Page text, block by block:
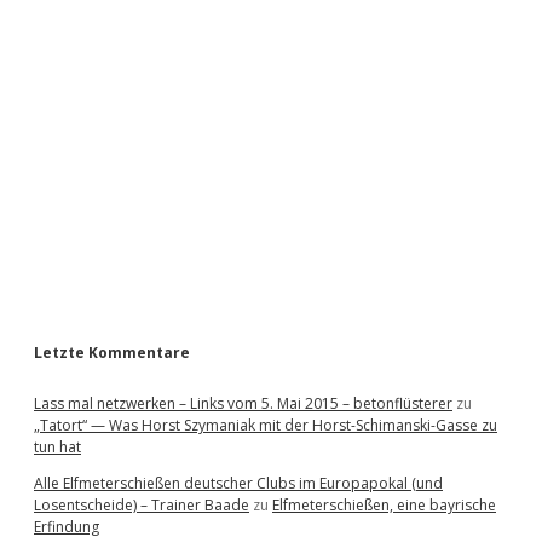
Letzte Kommentare
Lass mal netzwerken – Links vom 5. Mai 2015 – betonflüsterer zu
„Tatort“ — Was Horst Szymaniak mit der Horst-Schimanski-Gasse zu
tun hat
Alle Elfmeterschießen deutscher Clubs im Europapokal (und
Losentscheide) – Trainer Baade zu Elfmeterschießen, eine bayrische
Erfindung